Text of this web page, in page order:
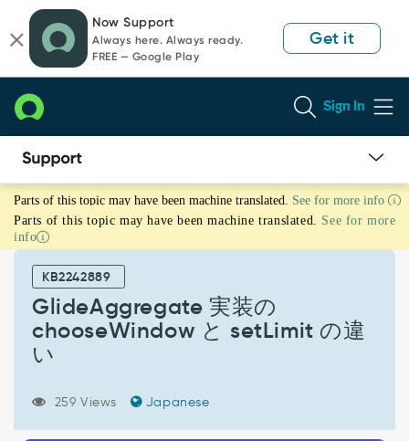
page
content
chat
Now Support
Always here. Always ready.
FREE — Google Play
Get it
Sign In
GlideAggregate
の
chooseWindow
setLimit
Troubleshooting
Parts of this topic may have been machine translated. See for more info
Parts of this topic may have been machine translated. See for more
info
KB2242889
GlideAggregate 実装の
chooseWindow と setLimit の違
い
259 Views Japanese